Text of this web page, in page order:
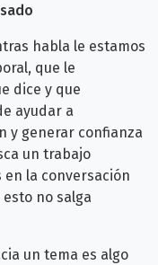
habla le estamos
que le
dice y que
ayudar a
y generar confianza
un trabajo
la conversación
no salga
un tema es algo